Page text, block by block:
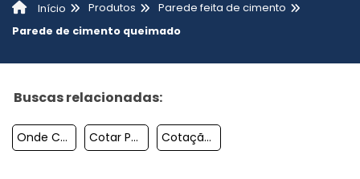
Início Produtos
Parede feita de cimento
Parede de cimento queimado
Buscas relacionadas:
Onde Comprar Parede De Cimento Cotar Parede De Cimento Cotação Parede De Concreto